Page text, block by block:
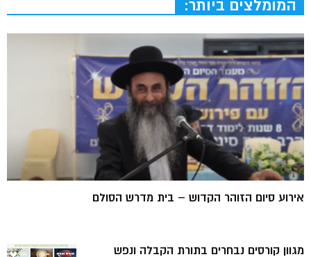
המומלצים ביותר:
אירוע סיום הזוהר הקדוש – בית מדרש הסולם
מגוון קורסים נבחרים בתורת הקבלה ונפש